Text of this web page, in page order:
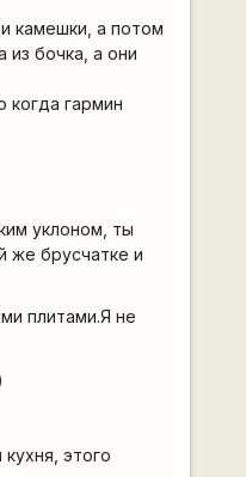
камешки, а потом
из бочка, а они
когда гармин
уклоном, ты
же брусчатке и
плитами.Я не
этого